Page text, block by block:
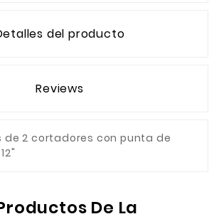
del producto
Reviews
de 2 cortadores con punta de
De La